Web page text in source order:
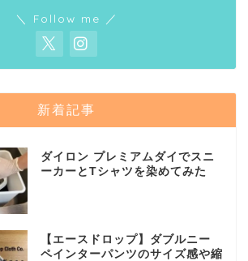
＼ Follow me ／
新着記事
ダイロン プレミアムダイでスニ
ーカーとTシャツを染めてみた
【エースドロップ】ダブルニー
ペインターパンツのサイズ感や縮